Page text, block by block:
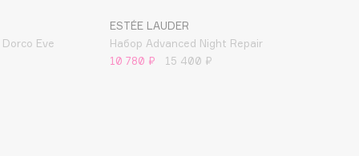
Eve
ESTÉE LAUDER
Набор Advanced Night Repair
10 780 ₽
15 400 ₽